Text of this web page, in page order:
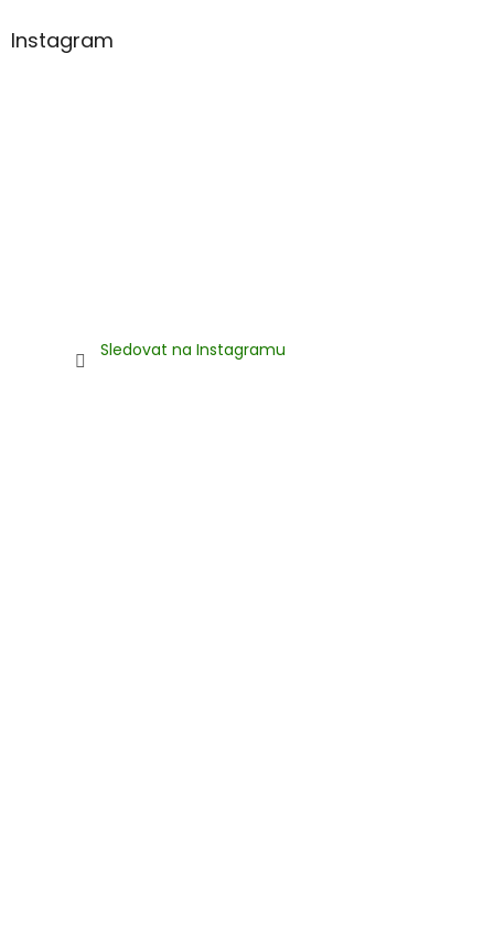
Instagram
Sledovat na Instagramu